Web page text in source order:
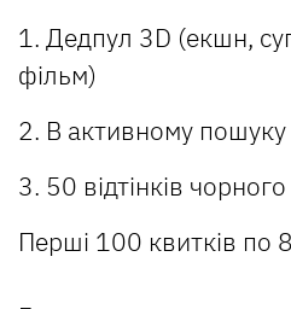
1. Дедпул 3D (екшн,
фільм)
2. В активному пошуку
3. 50 відтінків
Перші 100 квитків по